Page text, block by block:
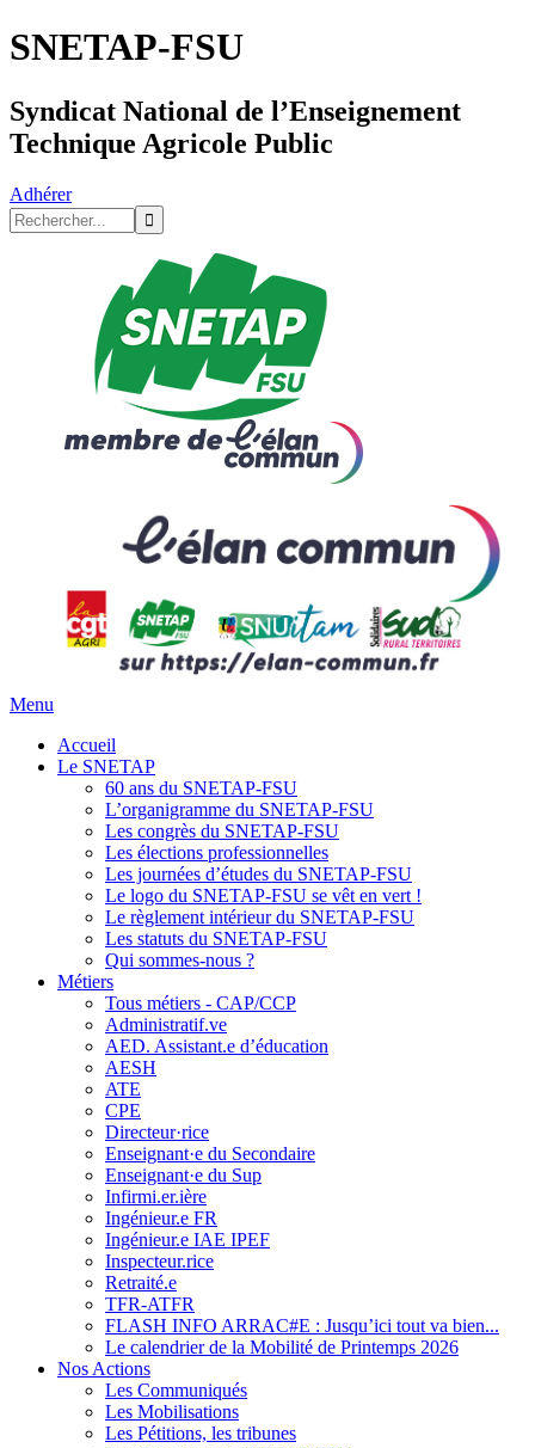
SNETAP-FSU
Syndicat National de l’Enseignement
Technique Agricole Public
Adhérer
Menu
Accueil
Le SNETAP
60 ans du SNETAP-FSU
L’organigramme du SNETAP-FSU
Les congrès du SNETAP-FSU
Les élections professionnelles
Les journées d’études du SNETAP-FSU
Le logo du SNETAP-FSU se vêt en vert !
Le règlement intérieur du SNETAP-FSU
Les statuts du SNETAP-FSU
Qui sommes-nous ?
Métiers
Tous métiers - CAP/CCP
Administratif.ve
AED. Assistant.e d’éducation
AESH
ATE
CPE
Directeur·rice
Enseignant·e du Secondaire
Enseignant·e du Sup
Infirmi.er.ière
Ingénieur.e FR
Ingénieur.e IAE IPEF
Inspecteur.rice
Retraité.e
TFR-ATFR
FLASH INFO ARRAC#E : Jusqu’ici tout va bien...
Le calendrier de la Mobilité de Printemps 2026
Nos Actions
Les Communiqués
Les Mobilisations
Les Pétitions, les tribunes